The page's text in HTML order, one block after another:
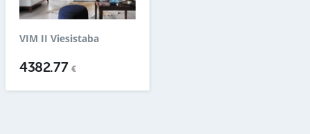
VIM II Viesistaba
4382.77 €